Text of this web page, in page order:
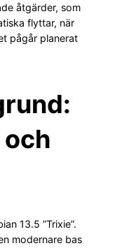
åtgärder, som
flyttar, när
pågår planerat
och
13.5 ”Trixie”.
modernare bas